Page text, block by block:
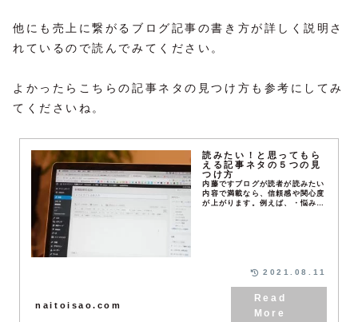
他にも売上に繋がるブログ記事の書き方が詳しく説明さ
れているので読んでみてください。
よかったらこちらの記事ネタの見つけ方も参考にしてみ
てくださいね。
読みたい！と思ってもら
える記事ネタの５つの見
つけ方
内藤ですブログが読者が読みたい
内容で満載なら、信頼感や関心度
が上がります。例えば、・悩みご
naitoisao.com
2021.08.11